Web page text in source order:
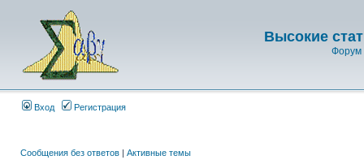
Высокие
Форум
Вход Регистрация
Сообщения без ответов | Активные темы